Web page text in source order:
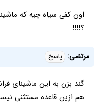
اون کفی سیاه چیه که
؟!!!!
مرتضی: پاسخ
گند بزن به این ماشینای
هم ازین قاعده مستثنی